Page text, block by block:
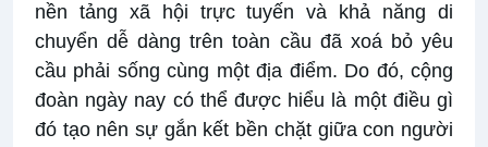
nền tảng xã hội trực tuyến và khả năng di
chuyển dễ dàng trên toàn cầu đã xoá bỏ yêu
cầu phải sống cùng một địa điểm. Do đó, cộng
đoàn ngày nay có thể được hiểu là một điều gì
đó tạo nên sự gắn kết bền chặt giữa con người